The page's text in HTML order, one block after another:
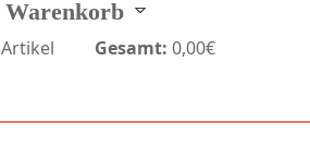
Warenkorb
Artikel Gesamt: 0,00€